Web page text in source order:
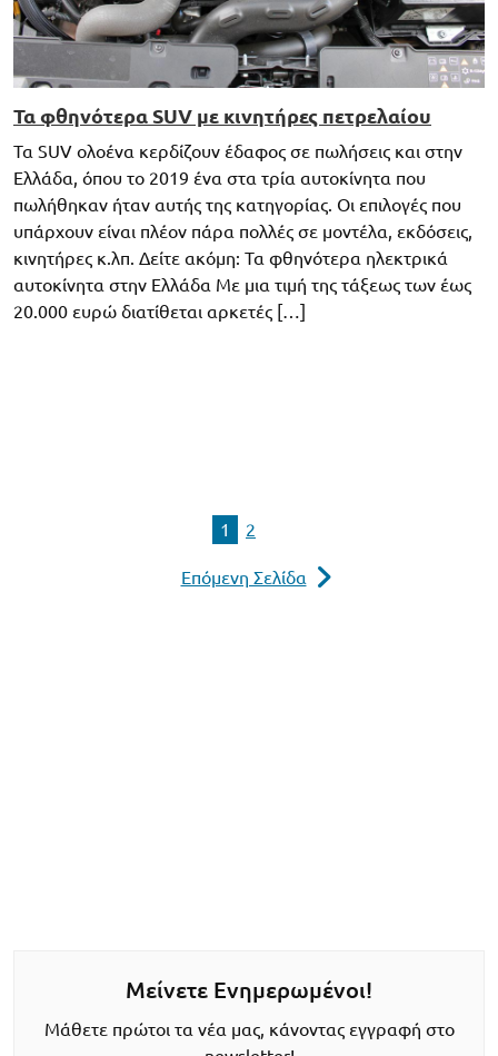
Τα φθηνότερα SUV με κινητήρες πετρελαίου
Τα SUV ολοένα κερδίζουν έδαφος σε πωλήσεις και στην
Ελλάδα, όπου το 2019 ένα στα τρία αυτοκίνητα που
πωλήθηκαν ήταν αυτής της κατηγορίας. Οι επιλογές που
υπάρχουν είναι πλέον πάρα πολλές σε μοντέλα, εκδόσεις,
κινητήρες κ.λπ. Δείτε ακόμη: Τα φθηνότερα ηλεκτρικά
αυτοκίνητα στην Ελλάδα Με μια τιμή της τάξεως των έως
20.000 ευρώ διατίθεται αρκετές […]
1 2
Επόμενη Σελίδα
Μείνετε Ενημερωμένοι!
Μάθετε πρώτοι τα νέα μας, κάνοντας εγγραφή στο